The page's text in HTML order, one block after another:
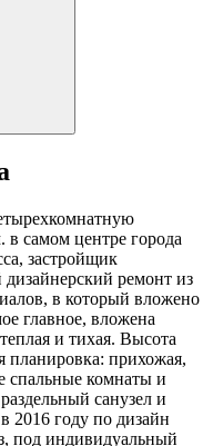
самом центре города
застройщик
ремонт из
в который вложено
главное, вложена
и тихая. Высота
планировка: прихожая,
спальные комнаты и
санузел и
2016 году по дизайн
под индивидуальный